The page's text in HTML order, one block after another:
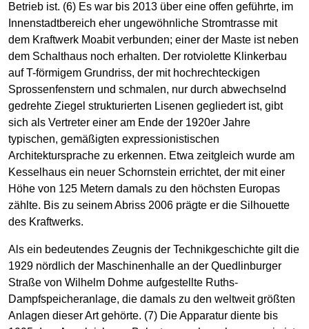
Betrieb ist. (6) Es war bis 2013 über eine offen geführte, im
Innenstadtbereich eher ungewöhnliche Stromtrasse mit
dem Kraftwerk Moabit verbunden; einer der Maste ist neben
dem Schalthaus noch erhalten. Der rotviolette Klinkerbau
auf T-förmigem Grundriss, der mit hochrechteckigen
Sprossenfenstern und schmalen, nur durch abwechselnd
gedrehte Ziegel strukturierten Lisenen gegliedert ist, gibt
sich als Vertreter einer am Ende der 1920er Jahre
typischen, gemäßigten expressionistischen
Architektursprache zu erkennen. Etwa zeitgleich wurde am
Kesselhaus ein neuer Schornstein errichtet, der mit einer
Höhe von 125 Metern damals zu den höchsten Europas
zählte. Bis zu seinem Abriss 2006 prägte er die Silhouette
des Kraftwerks.
Als ein bedeutendes Zeugnis der Technikgeschichte gilt die
1929 nördlich der Maschinenhalle an der Quedlinburger
Straße von Wilhelm Dohme aufgestellte Ruths-
Dampfspeicheranlage, die damals zu den weltweit größten
Anlagen dieser Art gehörte. (7) Die Apparatur diente bis